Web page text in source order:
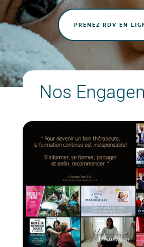
PRENEZ RDV EN
Nos